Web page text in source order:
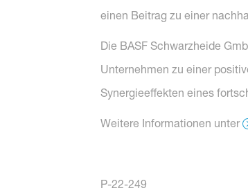
einen Beitrag zu einer
Die BASF Schwarzheide
Unternehmen zu einer
Synergieeffekten eines
Weitere Informationen unter
P-22-249